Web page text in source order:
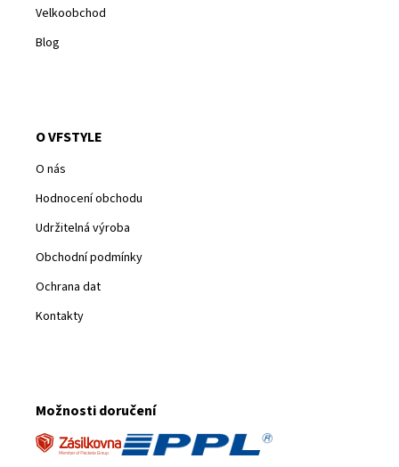
Velkoobchod
Blog
O VFSTYLE
O nás
Hodnocení obchodu
Udržitelná výroba
Obchodní podmínky
Ochrana dat
Kontakty
Možnosti doručení